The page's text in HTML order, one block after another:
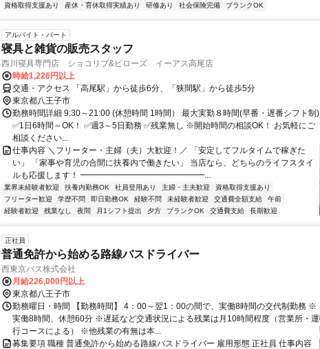
資格取得支援あり 産休・育休取得実績あり 研修あり 社会保険完備 ブランクOK
アルバイト・パート
寝具と雑貨の販売スタッフ
西川寝具専門店 ショコリブ&ピローズ イーアス高尾店
時給1,226円以上
交通・アクセス 「高尾駅」から徒歩6分、「狭間駅」から徒歩5分
東京都八王子市
勤務時間詳細 9:30～21:00 (休憩時間 1時間） 最大実勤８時間(早番・遅番シフト制)
✅1日6時間～OK！ ✅週3～5日勤務 ✅残業無し ※開始時間の相談OK！ お気軽にご
相談ください...
仕事内容 ＼フリーター・主婦（夫）大歓迎！／ 「安定してフルタイムで稼ぎた
い」 「家事や育児の合間に扶養内で働きたい」 当店なら、どちらのライフスタイ
ルも応援します！ ━━━━━━━━━━━━━━━...
業界未経験者歓迎 扶養内勤務OK 社員登用あり 主婦・主夫歓迎
資格取得支援あり
フリーター歓迎
学歴不問 即日勤務OK 経験不問 未経験者歓迎 交通費全額支給
午前
経験者歓迎
残業なし 夜間 月1シフト提出 夕方 ブランクOK 交通費支給 長期歓迎
正社員
普通免許から始める路線バスドライバー
西東京バス株式会社
月給226,000円以上
東京都八王子市
勤務曜日・時間 【勤務時間】 4：00～翌1：00の間で、実働8時間の交代制勤務 ※
実働8時間、休憩60分 ※遅延など交通状況による残業は月10時間程度（営業所・運
行コースによる） ※他残業の有無は本...
募集要項 職種 普通免許から始める路線バスドライバー 雇用形態 正社員 仕事内容